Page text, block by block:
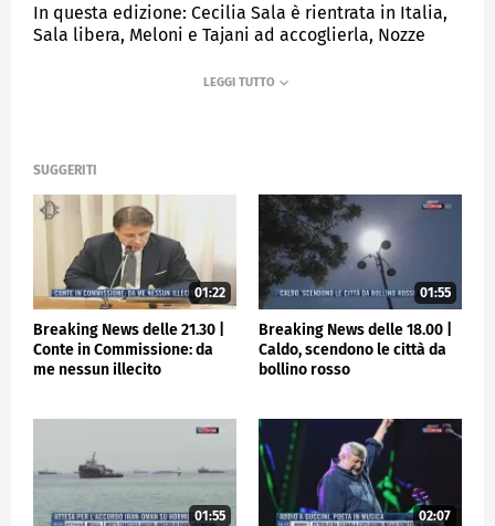
In questa edizione: Cecilia Sala è rientrata in Italia,
Sala libera, Meloni e Tajani ad accoglierla, Nozze
e Groenlandia nel mirino, Gli incendi divorano Los
MEDIASET
SUGGERITI
01:22
Breaking News delle 21.30 |
Conte in Commissione: da
me nessun illecito
01:55
Breaking News delle 18.00 |
Caldo, scendono le città da
bollino rosso
01:55 02:07